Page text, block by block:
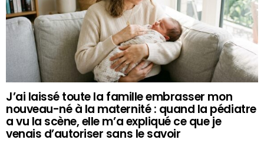
J’ai laissé toute la famille embrasser mon
nouveau-né à la maternité : quand la pédiatre
a vu la scène, elle m’a expliqué ce que je
venais d’autoriser sans le savoir